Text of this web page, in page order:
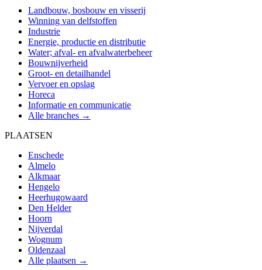
Landbouw, bosbouw en visserij
Winning van delfstoffen
Industrie
Energie, productie en distributie
Water; afval- en afvalwaterbeheer
Bouwnijverheid
Groot- en detailhandel
Vervoer en opslag
Horeca
Informatie en communicatie
Alle branches →
PLAATSEN
Enschede
Almelo
Alkmaar
Hengelo
Heerhugowaard
Den Helder
Hoorn
Nijverdal
Wognum
Oldenzaal
Alle plaatsen →